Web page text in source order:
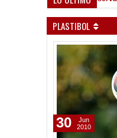
PLASTIBOL
30
Jun
2010